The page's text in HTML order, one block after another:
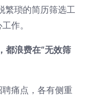
繁琐的简历筛选工
作。
都浪费在“无效筛
痛点，各有侧重